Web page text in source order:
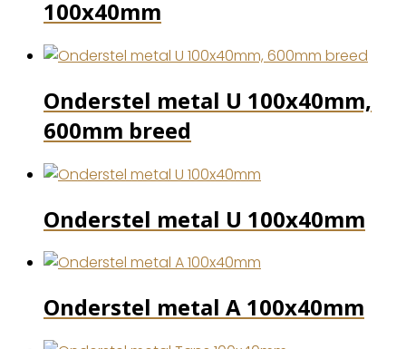
100x40mm
Onderstel metal U 100x40mm,
600mm breed
Onderstel metal U 100x40mm
Onderstel metal A 100x40mm